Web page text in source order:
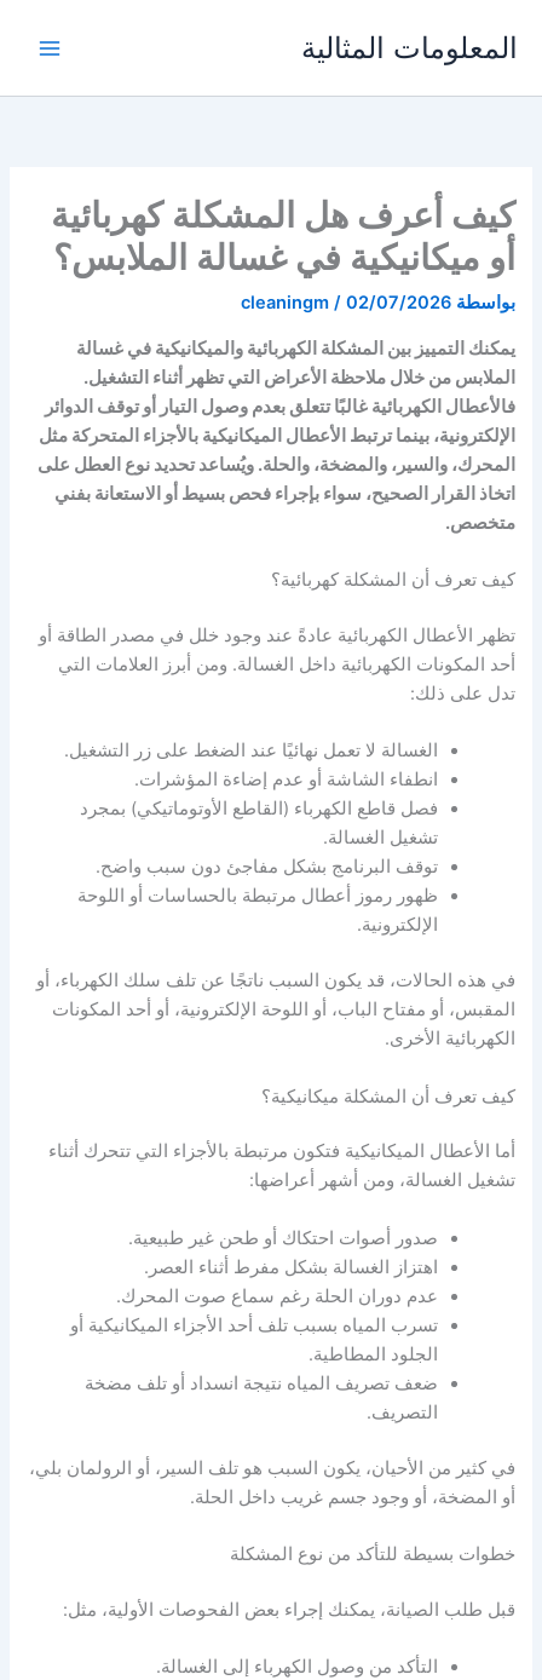
المعلومات المثالية
كيف أعرف هل المشكلة كهربائية
أو ميكانيكية في غسالة الملابس؟
بواسطة cleaningm / 02/07/2026
يمكنك التمييز بين المشكلة الكهربائية والميكانيكية في غسالة
الملابس من خلال ملاحظة الأعراض التي تظهر أثناء التشغيل.
فالأعطال الكهربائية غالبًا تتعلق بعدم وصول التيار أو توقف الدوائر
الإلكترونية، بينما ترتبط الأعطال الميكانيكية بالأجزاء المتحركة مثل
المحرك، والسير، والمضخة، والحلة. ويُساعد تحديد نوع العطل على
اتخاذ القرار الصحيح، سواء بإجراء فحص بسيط أو الاستعانة بفني
متخصص.
كيف تعرف أن المشكلة كهربائية؟
تظهر الأعطال الكهربائية عادةً عند وجود خلل في مصدر الطاقة أو
أحد المكونات الكهربائية داخل الغسالة. ومن أبرز العلامات التي
تدل على ذلك:
الغسالة لا تعمل نهائيًا عند الضغط على زر التشغيل.
انطفاء الشاشة أو عدم إضاءة المؤشرات.
فصل قاطع الكهرباء (القاطع الأوتوماتيكي) بمجرد
تشغيل الغسالة.
توقف البرنامج بشكل مفاجئ دون سبب واضح.
ظهور رموز أعطال مرتبطة بالحساسات أو اللوحة
الإلكترونية.
في هذه الحالات، قد يكون السبب ناتجًا عن تلف سلك الكهرباء، أو
المقبس، أو مفتاح الباب، أو اللوحة الإلكترونية، أو أحد المكونات
الكهربائية الأخرى.
كيف تعرف أن المشكلة ميكانيكية؟
أما الأعطال الميكانيكية فتكون مرتبطة بالأجزاء التي تتحرك أثناء
تشغيل الغسالة، ومن أشهر أعراضها:
صدور أصوات احتكاك أو طحن غير طبيعية.
اهتزاز الغسالة بشكل مفرط أثناء العصر.
عدم دوران الحلة رغم سماع صوت المحرك.
تسرب المياه بسبب تلف أحد الأجزاء الميكانيكية أو
الجلود المطاطية.
ضعف تصريف المياه نتيجة انسداد أو تلف مضخة
التصريف.
في كثير من الأحيان، يكون السبب هو تلف السير، أو الرولمان بلي،
أو المضخة، أو وجود جسم غريب داخل الحلة.
خطوات بسيطة للتأكد من نوع المشكلة
قبل طلب الصيانة، يمكنك إجراء بعض الفحوصات الأولية، مثل:
التأكد من وصول الكهرباء إلى الغسالة.